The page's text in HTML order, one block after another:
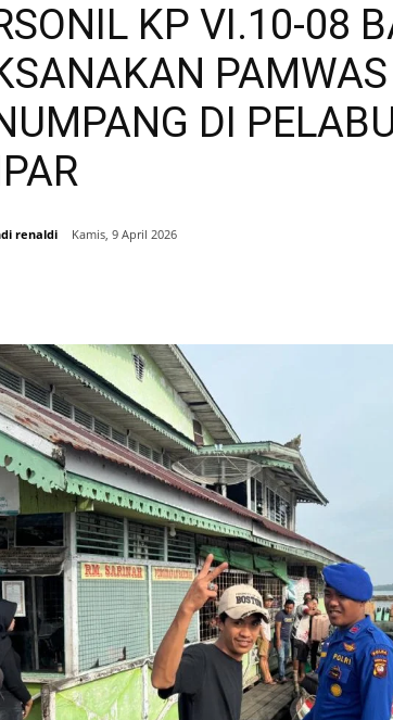
KP VI.10-08
PAMWAS
DI
renaldi Kamis, 9 April 2026